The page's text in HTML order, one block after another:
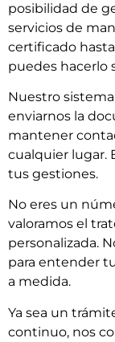
posibilidad de
servicios de
certificado
puedes hacerlo
Nuestro
enviarnos la
mantener
cualquier lugar.
tus gestiones.
No eres un
valoramos el
personalizada.
para entender
a medida.
Ya sea un
continuo, nos